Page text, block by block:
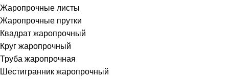
Жаропрочные листы
Жаропрочные прутки
Квадрат жаропрочный
Круг жаропрочный
Труба жаропрочная
Шестигранник жаропрочный